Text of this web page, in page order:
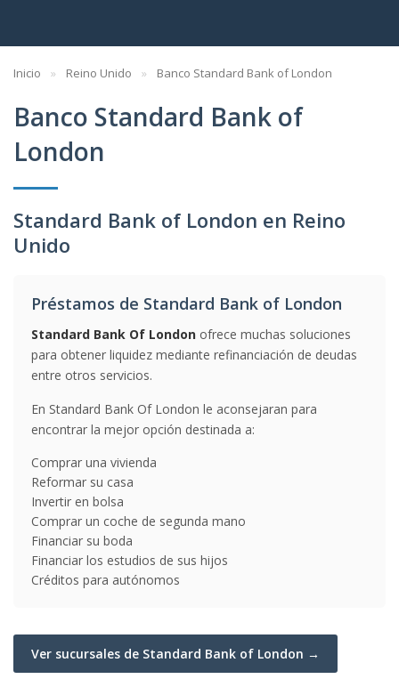
Inicio Reino Unido Banco Standard Bank of London
Banco Standard Bank of
London
Standard Bank of London en Reino
Unido
Préstamos de Standard Bank of London
Standard Bank Of London ofrece muchas soluciones
para obtener liquidez mediante refinanciación de deudas
entre otros servicios.
En Standard Bank Of London le aconsejaran para
encontrar la mejor opción destinada a:
Comprar una vivienda
Reformar su casa
Invertir en bolsa
Comprar un coche de segunda mano
Financiar su boda
Financiar los estudios de sus hijos
Créditos para autónomos
Ver sucursales de Standard Bank of London →